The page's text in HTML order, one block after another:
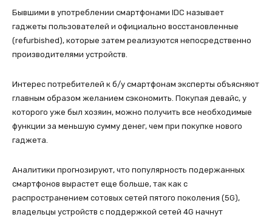
Бывшими в употреблении смартфонами IDC называет
гаджеты пользователей и официально восстановленные
(refurbished), которые затем реализуются непосредственно
производителями устройств.
Интерес потребителей к б/у смартфонам эксперты объясняют
главным образом желанием сэкономить. Покупая девайс, у
которого уже был хозяин, можно получить все необходимые
функции за меньшую сумму денег, чем при покупке нового
гаджета.
Аналитики прогнозируют, что популярность подержанных
смартфонов вырастет еще больше, так как с
распространением сотовых сетей пятого поколения (5G),
владельцы устройств с поддержкой сетей 4G начнут